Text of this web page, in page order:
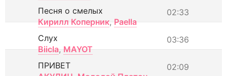
02:33
Песня о смелых
Кирилл Коперник, Paella
03:36
Слух
Biicla, MAYOT
02:09
ПРИВЕТ